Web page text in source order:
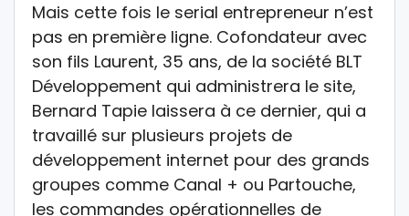
Mais cette fois le serial entrepreneur n’est
pas en première ligne. Cofondateur avec
son fils Laurent, 35 ans, de la société BLT
Développement qui administrera le site,
Bernard Tapie laissera à ce dernier, qui a
travaillé sur plusieurs projets de
développement internet pour des grands
groupes comme Canal + ou Partouche,
les commandes opérationnelles de